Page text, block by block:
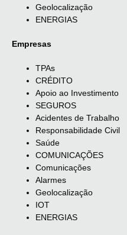
Geolocalização
ENERGIAS
Empresas
TPAs
CRÉDITO
Apoio ao Investimento
SEGUROS
Acidentes de Trabalho
Responsabilidade Civil
Saúde
COMUNICAÇÕES
Comunicações
Alarmes
Geolocalização
IOT
ENERGIAS